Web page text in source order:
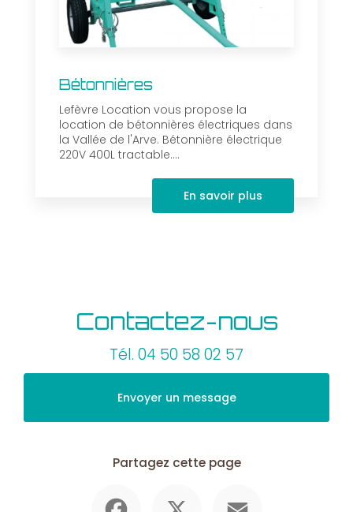
Bétonnières
Lefèvre Location vous propose la
location de bétonnières électriques dans
la Vallée de l'Arve. Bétonnière électrique
220V 400L tractable....
En savoir plus
Contactez-nous
Tél. 04 50 58 02 57
Envoyer un message
Partagez cette page